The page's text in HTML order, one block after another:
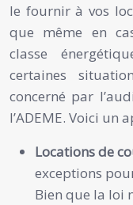
le fournir à vos
que même en
classe
certaines
concerné par
l’ADEME. Voici un
Locations de
exceptions
Bien que la loi